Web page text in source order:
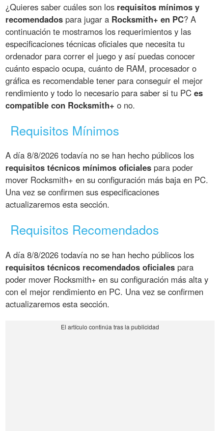
¿Quieres saber cuáles son los requisitos mínimos y
recomendados para jugar a Rocksmith+ en PC? A
continuación te mostramos los requerimientos y las
especificaciones técnicas oficiales que necesita tu
ordenador para correr el juego y así puedas conocer
cuánto espacio ocupa, cuánto de RAM, procesador o
gráfica es recomendable tener para conseguir el mejor
rendimiento y todo lo necesario para saber si tu PCes
compatible con Rocksmith+ o no.
Requisitos Mínimos
A día 8/8/2026 todavía no se han hecho públicos los
requisitos técnicos mínimos oficiales para poder
mover Rocksmith+ en su configuración más baja en PC.
Una vez se confirmen sus especificaciones
actualizaremos esta sección.
Requisitos Recomendados
A día 8/8/2026 todavía no se han hecho públicos los
requisitos técnicos recomendados oficiales para
poder mover Rocksmith+ en su configuración más alta y
con el mejor rendimiento en PC. Una vez se confirmen
actualizaremos esta sección.